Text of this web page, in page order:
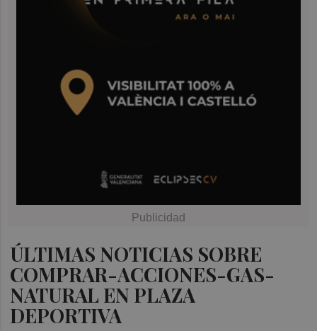
ÚLTIMAS NOTICIAS SOBRE
COMPRAR-ACCIONES-GAS-
NATURAL EN PLAZA
DEPORTIVA